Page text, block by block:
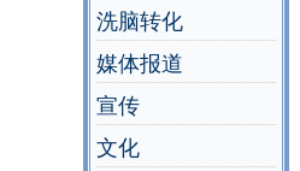
洗脑转化
媒体报道
宣传
文化